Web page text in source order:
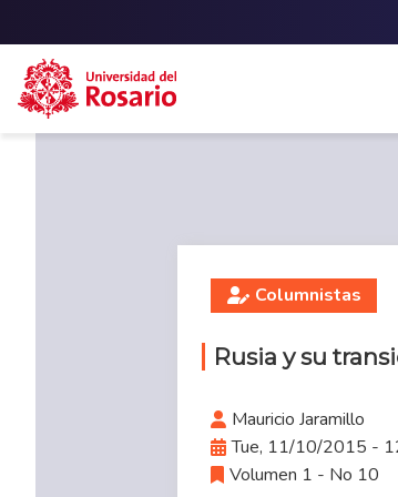
Columnistas
Rusia y su
Mauricio Jaramillo
Tue, 11/10/2015 -
Volumen 1 - No 10